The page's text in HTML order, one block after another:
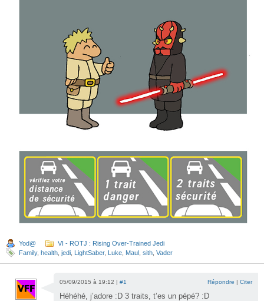
Yod@
VI - ROTJ : Rising Over-Trained Jedi
Family, health jedi LightSaber, Luke Maul sith Vader
05/09/2015 à 19:12 | #1 Répondre | Citer
Héhéhé, j’adore :D 3 traits, t’es un pépé? :D